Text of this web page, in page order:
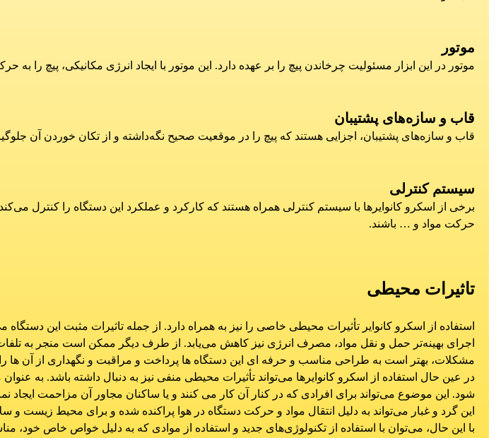
موتور
موتور در این ابزار مسئولیت چرخاندن پیچ را بر عهده دارد. این موتور با ایجاد انرژی مکانیکی، پیچ را
قاب و سازه‌های پشتیبان
قاب و سازه‌های پشتیبان، اجزایی هستند که پیچ را در موقعیت صحیح نگه‌داشته و از تکان خوردن آن
سیستم کنترلی
برخی از اسکرو کانوایرها با سیستم کنترلی همراه هستند که کارکرد و عملکرد این دستگاه را کنترل
حرکت مواد و … باشند.
تاثیرات محیطی
استفاده از اسکرو کانوایر تأثیرات محیطی خاصی را نیز به همراه دارد. از جمله تاثیرات مثبت این
اجرای بهینه‌تر حمل و نقل مواد، مصرف انرژی نیز کاهش می‌یابد. از طرف دیگر ممکن است منجر به تلفات
مشکلات، بهتر است به طراحی مناسب و حرفه ای این دستگاه ها پرداخت و مراقبت و نگهداری از آن ها را
در عین حال استفاده از اسکرو کانوایرها می‌تواند تأثیرات محیطی منفی نیز به دنبال داشته باشد. به
شود. این موضوع می‌تواند برای افرادی که در کنار آن کار می کنند و یا ساکنان مجاور آن مزاحمت ایجاد
این گرد و غبار می‌تواند به دلیل انتقال مواد و حرکت دستگاه در هوا پراکنده شده و برای محیط زیست و
با این حال، می‌توان با استفاده از تکنولوژی‌های جدید و استفاده از موادی که به دلیل خواص خاص خود،